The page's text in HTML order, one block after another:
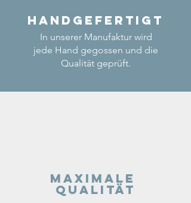
Handgefertigt
In unserer Manufaktur wird
jede Hand gegossen und die
Qualität geprüft.
Maximale
Qualität